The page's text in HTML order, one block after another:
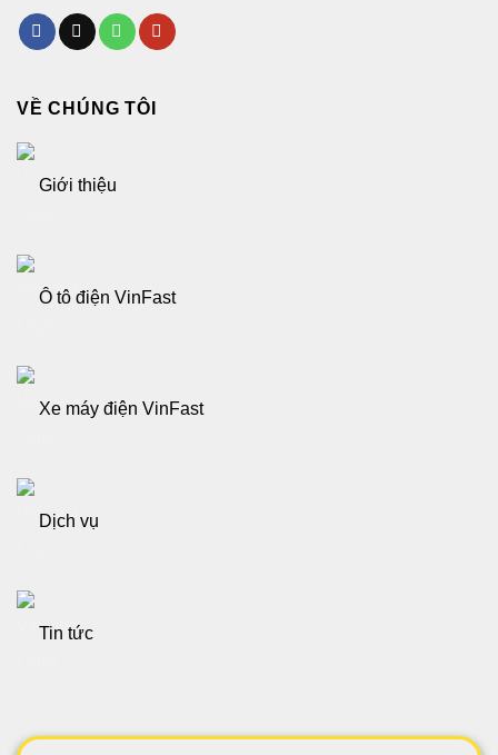
VỀ CHÚNG TÔI
Giới thiệu
Ô tô điện VinFast
Xe máy điện VinFast
Dịch vụ
Tin tức